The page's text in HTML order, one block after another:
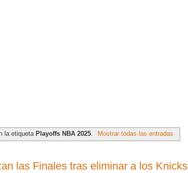
la etiqueta Playoffs NBA 2025 Mostrar todas las entradas
las Finales tras eliminar a los Knicks